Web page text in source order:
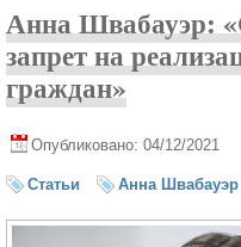
Анна Швабауэр:
запрет на
граждан»
Опубликовано: 04/12/2021
Статьи Анна Швабауэр